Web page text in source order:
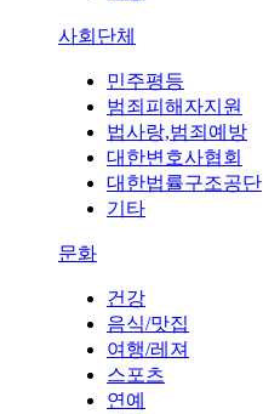
사회단체
민주평등
범죄피해자지원
법사랑,범죄예방
대한변호사협회
대한법률구조공단
기타
문화
건강
음식/맛집
여행/레져
스포츠
연예